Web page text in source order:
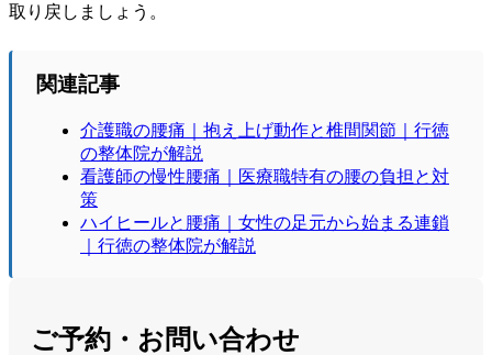
取り戻しましょう。
関連記事
介護職の腰痛｜抱え上げ動作と椎間関節｜行徳
の整体院が解説
看護師の慢性腰痛｜医療職特有の腰の負担と対
策
ハイヒールと腰痛｜女性の足元から始まる連鎖
｜行徳の整体院が解説
ご予約・お問い合わせ